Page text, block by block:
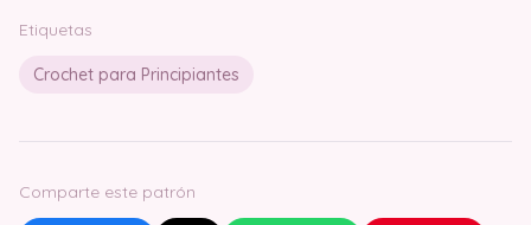
Etiquetas
Crochet para Principiantes
Comparte este patrón